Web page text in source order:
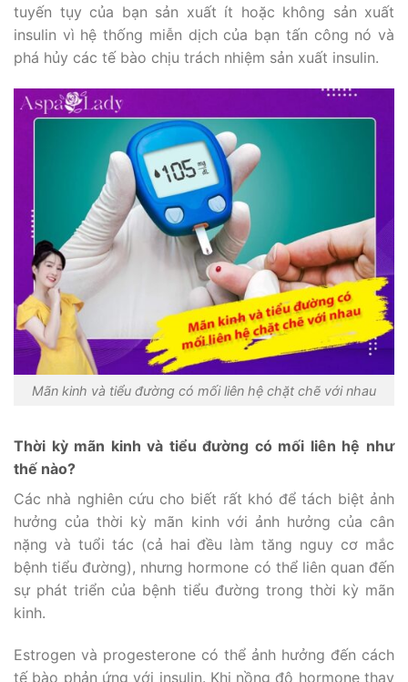
tuyến tụy của bạn sản xuất ít hoặc không sản xuất
insulin vì hệ thống miễn dịch của bạn tấn công nó và
phá hủy các tế bào chịu trách nhiệm sản xuất insulin.
Mãn kinh và tiểu đường có mối liên hệ chặt chẽ với nhau
Thời kỳ mãn kinh và tiểu đường có mối liên hệ như
thế nào?
Các nhà nghiên cứu cho biết rất khó để tách biệt ảnh
hưởng của thời kỳ mãn kinh với ảnh hưởng của cân
nặng và tuổi tác (cả hai đều làm tăng nguy cơ mắc
bệnh tiểu đường), nhưng hormone có thể liên quan đến
sự phát triển của bệnh tiểu đường trong thời kỳ mãn
kinh.
Estrogen và progesterone có thể ảnh hưởng đến cách
tế bào phản ứng với insulin. Khi nồng độ hormone thay